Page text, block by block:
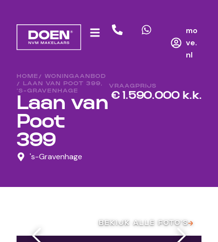
mo
ve.
nl
HOME / WONINGAANBOD
/ LAAN VAN POOT 399,
‘S-GRAVENHAGE
Laan van
Poot
399
's-Gravenhage
VRAAGPRIJS
€ 1.590.000 k.k.
BEKIJK ALLE FOTO’S